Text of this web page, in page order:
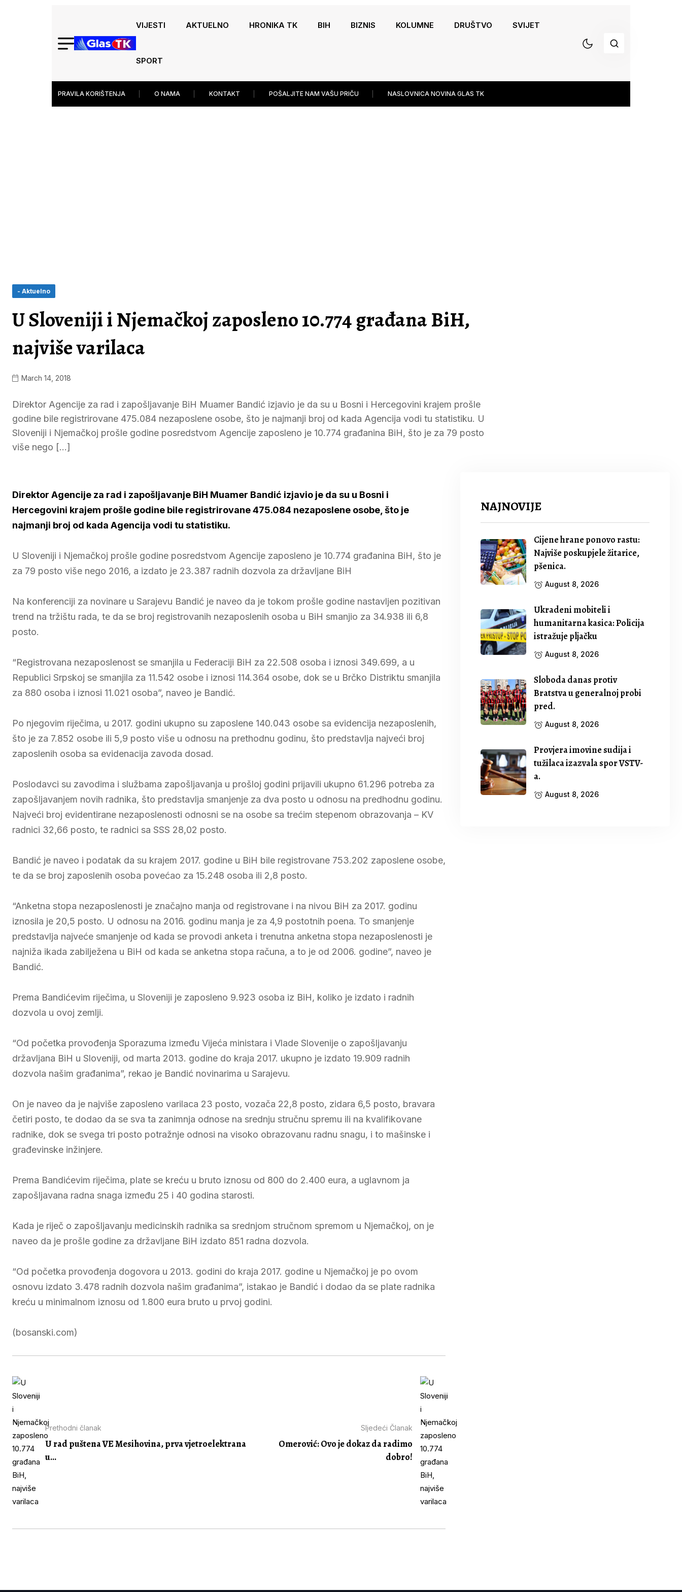
VIJESTI AKTUELNO HRONIKA TK BIH BIZNIS KOLUMNE DRUŠTVO SVIJET
SPORT
PRAVILA KORIŠTENJA O NAMA KONTAKT POŠALJITE NAM VAŠU PRIČU NASLOVNICA NOVINA GLAS TK
- Aktuelno
U Sloveniji i Njemačkoj zaposleno 10.774 građana BiH,
najviše varilaca
March 14, 2018
Direktor Agencije za rad i zapošljavanje BiH Muamer Bandić izjavio je da su u Bosni i Hercegovini krajem prošle
godine bile registrirovane 475.084 nezaposlene osobe, što je najmanji broj od kada Agencija vodi tu statistiku. U
Sloveniji i Njemačkoj prošle godine posredstvom Agencije zaposleno je 10.774 građanina BiH, što je za 79 posto
više nego […]
Direktor Agencije za rad i zapošljavanje BiH Muamer Bandić izjavio je da su u Bosni i
Hercegovini krajem prošle godine bile registrirovane 475.084 nezaposlene osobe, što je
najmanji broj od kada Agencija vodi tu statistiku.
U Sloveniji i Njemačkoj prošle godine posredstvom Agencije zaposleno je 10.774 građanina BiH, što je
za 79 posto više nego 2016, a izdato je 23.387 radnih dozvola za državljane BiH
Na konferenciji za novinare u Sarajevu Bandić je naveo da je tokom prošle godine nastavljen pozitivan
trend na tržištu rada, te da se broj registrovanih nezaposlenih osoba u BiH smanjio za 34.938 ili 6,8
posto.
“Registrovana nezaposlenost se smanjila u Federaciji BiH za 22.508 osoba i iznosi 349.699, a u
Republici Srpskoj se smanjila za 11.542 osobe i iznosi 114.364 osobe, dok se u Brčko Distriktu smanjila
za 880 osoba i iznosi 11.021 osoba”, naveo je Bandić.
Po njegovim riječima, u 2017. godini ukupno su zaposlene 140.043 osobe sa evidencija nezaposlenih,
što je za 7.852 osobe ili 5,9 posto više u odnosu na prethodnu godinu, što predstavlja najveći broj
zaposlenih osoba sa evidenacija zavoda dosad.
Poslodavci su zavodima i službama zapošljavanja u prošloj godini prijavili ukupno 61.296 potreba za
zapošljavanjem novih radnika, što predstavlja smanjenje za dva posto u odnosu na predhodnu godinu.
Najveći broj evidentirane nezaposlenosti odnosni se na osobe sa trećim stepenom obrazovanja – KV
radnici 32,66 posto, te radnici sa SSS 28,02 posto.
Bandić je naveo i podatak da su krajem 2017. godine u BiH bile registrovane 753.202 zaposlene osobe,
te da se broj zaposlenih osoba povećao za 15.248 osoba ili 2,8 posto.
“Anketna stopa nezaposlenosti je značajno manja od registrovane i na nivou BiH za 2017. godinu
iznosila je 20,5 posto. U odnosu na 2016. godinu manja je za 4,9 postotnih poena. To smanjenje
predstavlja najveće smanjenje od kada se provodi anketa i trenutna anketna stopa nezaposlenosti je
najniža ikada zabilježena u BiH od kada se anketna stopa računa, a to je od 2006. godine”, naveo je
Bandić.
Prema Bandićevim riječima, u Sloveniji je zaposleno 9.923 osoba iz BiH, koliko je izdato i radnih
dozvola u ovoj zemlji.
“Od početka provođenja Sporazuma između Vijeća ministara i Vlade Slovenije o zapošljavanju
državljana BiH u Sloveniji, od marta 2013. godine do kraja 2017. ukupno je izdato 19.909 radnih
dozvola našim građanima”, rekao je Bandić novinarima u Sarajevu.
On je naveo da je najviše zaposleno varilaca 23 posto, vozača 22,8 posto, zidara 6,5 posto, bravara
četiri posto, te dodao da se sva ta zanimnja odnose na srednju stručnu spremu ili na kvalifikovane
radnike, dok se svega tri posto potražnje odnosi na visoko obrazovanu radnu snagu, i to mašinske i
građevinske inžinjere.
Prema Bandićevim riječima, plate se kreću u bruto iznosu od 800 do 2.400 eura, a uglavnom ja
zapošljavana radna snaga između 25 i 40 godina starosti.
Kada je riječ o zapošljavanju medicinskih radnika sa srednjom stručnom spremom u Njemačkoj, on je
naveo da je prošle godine za državljane BiH izdato 851 radna dozvola.
“Od početka provođenja dogovora u 2013. godini do kraja 2017. godine u Njemačkoj je po ovom
osnovu izdato 3.478 radnih dozvola našim građanima”, istakao je Bandić i dodao da se plate radnika
kreću u minimalnom iznosu od 1.800 eura bruto u prvoj godini.
(bosanski.com)
Prethodni članak
U rad puštena VE Mesihovina, prva vjetroelektrana
u...
Sljedeći Članak
Omerović: Ovo je dokaz da radimo
dobro!
NAJNOVIJE
Cijene hrane ponovo rastu:
Najviše poskupjele žitarice,
pšenica.
August 8, 2026
Ukradeni mobiteli i
humanitarna kasica: Policija
istražuje pljačku
August 8, 2026
Sloboda danas protiv
Bratstva u generalnoj probi
pred.
August 8, 2026
Provjera imovine sudija i
tužilaca izazvala spor VSTV-
a.
August 8, 2026